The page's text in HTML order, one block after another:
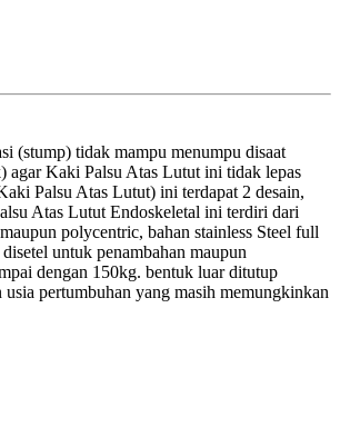
(stump) tidak mampu menumpu disaat
agar Kaki Palsu Atas Lutut ini tidak lepas
Palsu Atas Lutut) ini terdapat 2 desain,
Atas Lutut Endoskeletal ini terdiri dari
polycentric, bahan stainless Steel full
untuk penambahan maupun
dengan 150kg. bentuk luar ditutup
pertumbuhan yang masih memungkinkan